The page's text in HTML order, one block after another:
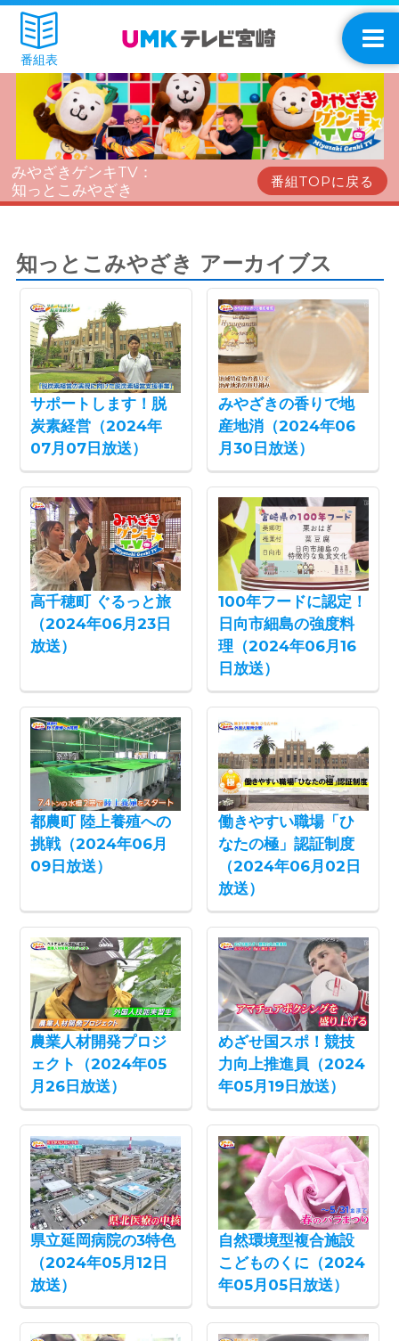
番組表
みやざきゲンキTV：
知っとこみやざき
番組TOPに戻る
知っとこみやざき アーカイブス
サポートします！脱
炭素経営（2024年
07月07日放送）
みやざきの香りで地
産地消（2024年06
月30日放送）
高千穂町 ぐるっと旅
（2024年06月23日
放送）
100年フードに認定！
日向市細島の強度料
理（2024年06月16
日放送）
都農町 陸上養殖への
挑戦（2024年06月
09日放送）
働きやすい職場「ひ
なたの極」認証制度
（2024年06月02日
放送）
農業人材開発プロジ
ェクト（2024年05
月26日放送）
めざせ国スポ！競技
力向上推進員（2024
年05月19日放送）
県立延岡病院の3特色
（2024年05月12日
放送）
自然環境型複合施設
こどものくに（2024
年05月05日放送）